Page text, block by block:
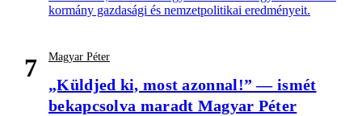
kormány gazdasági és nemzetpolitikai eredményeit.
7 Magyar Péter
„Küldjed ki, most azonnal!” — ismét
bekapcsolva maradt Magyar Péter